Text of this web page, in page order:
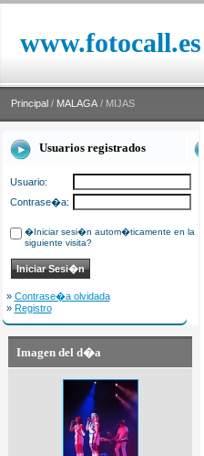
www.fotocall.es
Principal / MALAGA / MIJAS
Usuarios registrados
Usuario:
Contrase�a:
�Iniciar sesi�n autom�ticamente en la
siguiente visita?
» Contrase�a olvidada
» Registro
Imagen del d�a